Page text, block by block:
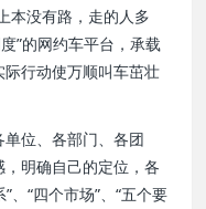
本没有路，走的人多
”的网约车平台，承载
行动使万顺叫车茁壮
位、各部门、各团
明确自己的定位，各
、“四个市场”、“五个要